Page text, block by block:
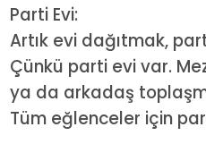
Parti Evi:
Artık evi dağıtmak,
Çünkü parti evi var.
ya da arkadaş
Tüm eğlenceler için